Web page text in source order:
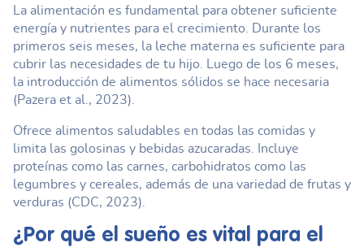
La alimentación es fundamental para obtener suficiente
energía y nutrientes para el crecimiento. Durante los
primeros seis meses, la leche materna es suficiente para
cubrir las necesidades de tu hijo. Luego de los 6 meses,
la introducción de alimentos sólidos se hace necesaria
(Pazera et al., 2023).
Ofrece alimentos saludables en todas las comidas y
limita las golosinas y bebidas azucaradas. Incluye
proteínas como las carnes, carbohidratos como las
legumbres y cereales, además de una variedad de frutas y
verduras (CDC, 2023).
¿Por qué el sueño es vital para el